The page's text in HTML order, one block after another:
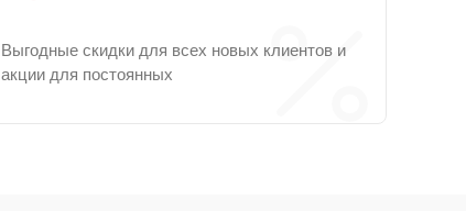
Выгодные скидки для всех новых клиентов и
акции для постоянных